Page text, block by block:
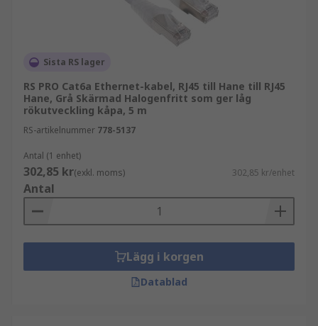
Sista RS lager
RS PRO Cat6a Ethernet-kabel, RJ45 till Hane till RJ45
Hane, Grå Skärmad Halogenfritt som ger låg
rökutveckling kåpa, 5 m
RS-artikelnummer 778-5137
Antal (1 enhet)
302,85 kr(exkl. moms) 302,85 kr/enhet
Antal
Lägg i korgen
Datablad